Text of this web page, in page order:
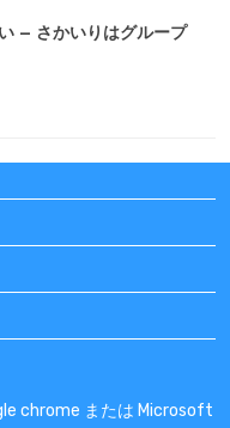
– さかいりはグループ
chrome または Microsoft